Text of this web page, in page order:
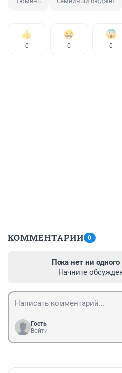
0 0 0
КОММЕНТАРИИ 0
Пока нет ни
Начните
Гость
Войти